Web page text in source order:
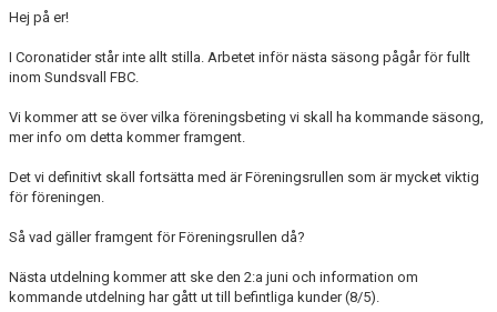
MATCHER
INTRESSEANMÄLAN
LÄNKAR
FÖRENINGSPRODUKTEN
Hej på er!
I Coronatider står inte allt stilla. Arbetet inför nästa säsong pågår för fullt
inom Sundsvall FBC.
Vi kommer att se över vilka föreningsbeting vi skall ha kommande säsong,
mer info om detta kommer framgent.
Det vi definitivt skall fortsätta med är Föreningsrullen som är mycket viktig
för föreningen.
Så vad gäller framgent för Föreningsrullen då?
Nästa utdelning kommer att ske den 2:a juni och information om
kommande utdelning har gått ut till befintliga kunder (8/5).